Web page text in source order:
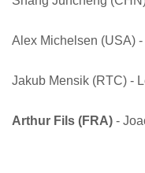
Alex Michelsen (USA)
Jakub Mensik (RTC) -
Arthur Fils (FRA) -